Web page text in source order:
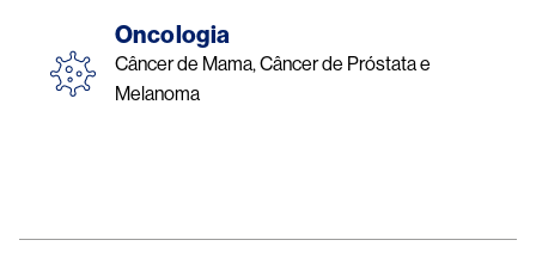
Oncologia
Câncer de Mama, Câncer de Próstata e
Melanoma